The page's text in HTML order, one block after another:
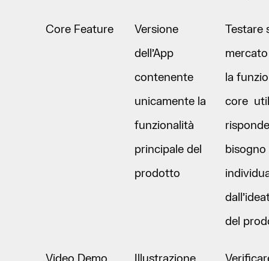
Core Feature
Versione
dell’App
contenente
unicamente la
funzionalità
principale del
prodotto
Testare
la
core
bisogno
del